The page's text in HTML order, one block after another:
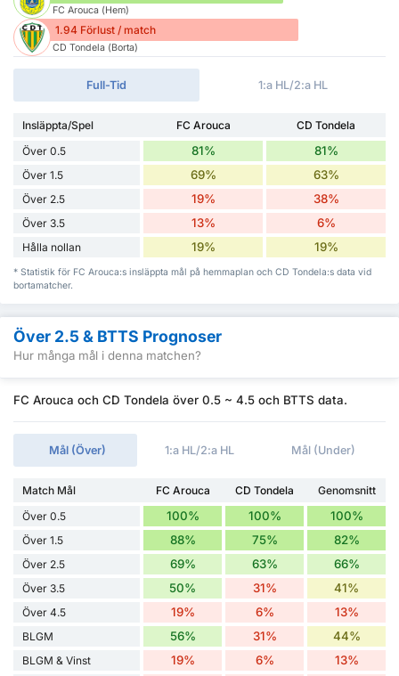
FC Arouca (Hem)
1.94 Förlust / match
CD Tondela (Borta)
Full-Tid 1:a HL/2:a HL
Insläppta/Spel FC Arouca
CD Tondela
Över 0.5
81% 81%
Över 1.5 69% 63%
Över 2.5 19% 38%
Över 3.5 13% 6%
Hålla nollan 19% 19%
* Statistik för FC Arouca:s insläppta mål på hemmaplan och CD Tondela:s data vid
bortamatcher.
Över 2.5 & BTTS Prognoser
Hur många mål i denna matchen?
FC Arouca och CD Tondela över 0.5 ~ 4.5 och BTTS data.
Mål (Över) 1:a HL/2:a HL Mål (Under)
Match Mål FC Arouca CD Tondela
Genomsnitt
Över 0.5
100% 100% 100%
Över 1.5 88% 75% 82%
Över 2.5 69% 63% 66%
Över 3.5 50% 31% 41%
Över 4.5 19% 6% 13%
BLGM 56% 31% 44%
BLGM & Vinst 19% 6% 13%